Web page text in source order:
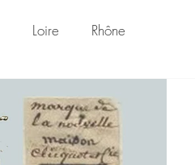
Loire Rhône